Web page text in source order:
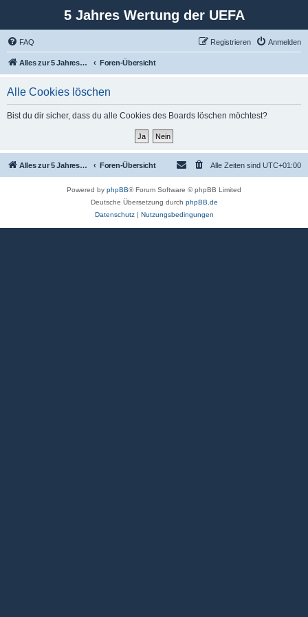
5 Jahres Wertung der UEFA
FAQ Anmelden
Registrieren
Alles zur 5 Jahreswertung / Tabelle der UEFA mit vielen Statistiken. Foren-Übersicht
Alle Cookies löschen
Bist du dir sicher, dass du alle Cookies des Boards löschen möchtest?
Alles zur 5 Jahreswertung / Tabelle der UEFA mit vielen Statistiken. Foren-Übersicht Alle Zeiten sind UTC+01:00
Powered by phpBB® Forum Software © phpBB Limited
Deutsche Übersetzung durch phpBB.de
Datenschutz| Nutzungsbedingungen